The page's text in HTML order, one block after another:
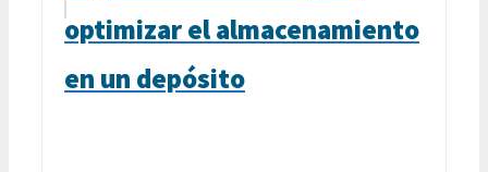
optimizar el almacenamiento
en un depósito